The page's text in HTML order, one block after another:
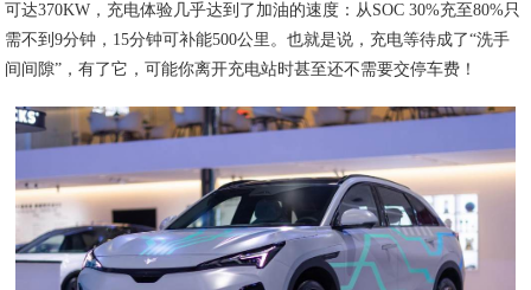
可达370KW，充电体验几乎达到了加油的速度：从SOC 30%充至80%只
需不到9分钟，15分钟可补能500公里。也就是说，充电等待成了“洗手
间间隙”，有了它，可能你离开充电站时甚至还不需要交停车费！